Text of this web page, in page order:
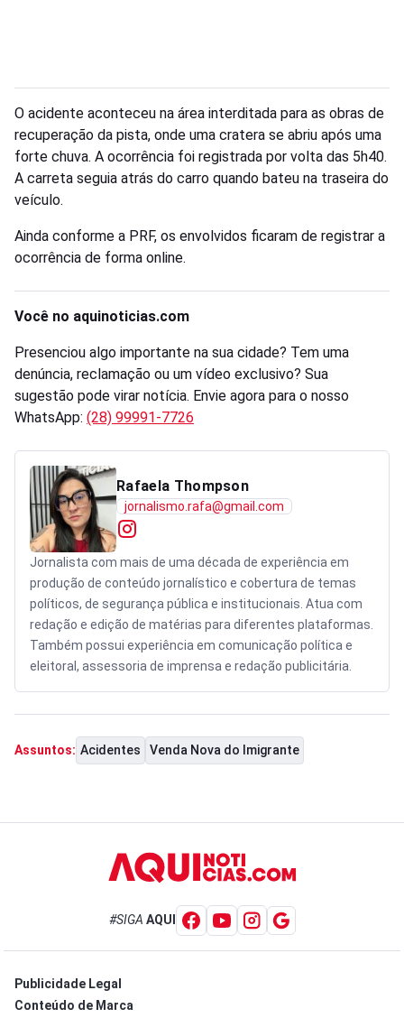
O acidente aconteceu na área interditada para as obras de
recuperação da pista, onde uma cratera se abriu após uma
forte chuva. A ocorrência foi registrada por volta das 5h40.
A carreta seguia atrás do carro quando bateu na traseira do
veículo.
Ainda conforme a PRF, os envolvidos ficaram de registrar a
ocorrência de forma online.
Você no aquinoticias.com
Presenciou algo importante na sua cidade? Tem uma
denúncia, reclamação ou um vídeo exclusivo? Sua
sugestão pode virar notícia. Envie agora para o nosso
WhatsApp: (28) 99991-7726
Rafaela Thompson
jornalismo.rafa@gmail.com
Jornalista com mais de uma década de experiência em
produção de conteúdo jornalístico e cobertura de temas
políticos, de segurança pública e institucionais. Atua com
redação e edição de matérias para diferentes plataformas.
Também possui experiência em comunicação política e
eleitoral, assessoria de imprensa e redação publicitária.
Assuntos: Acidentes Venda Nova do Imigrante
#SIGA AQUI
Publicidade Legal
Conteúdo de Marca